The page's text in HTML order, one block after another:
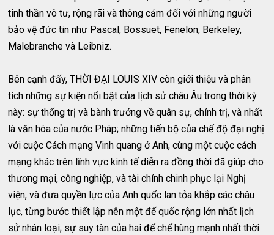
tinh thần vô tư, rộng rãi và thông cảm đối với những người
bảo vệ đức tin như Pascal, Bossuet, Fenelon, Berkeley,
Malebranche và Leibniz.
Bên cạnh đấy, THỜI ĐẠI LOUIS XIV còn giới thiệu và phân
tích những sự kiện nổi bật của lịch sử châu Âu trong thời kỳ
này: sự thống trị và bành trướng về quân sự, chính trị, và nhất
là văn hóa của nước Pháp; những tiến bộ của chế độ đại nghị
với cuộc Cách mạng Vinh quang ở Anh, cùng một cuộc cách
mạng khác trên lĩnh vực kinh tế diễn ra đồng thời đã giúp cho
thương mại, công nghiệp, và tài chính chinh phục lại Nghị
viện, và đưa quyền lực của Anh quốc lan tỏa khắp các châu
lục, từng bước thiết lập nên một đế quốc rộng lớn nhất lịch
sử nhân loại; sự suy tàn của hai đế chế hùng mạnh nhất thời